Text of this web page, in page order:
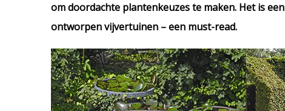
om doordachte plantenkeuzes te maken. Het is
ontworpen vijvertuinen – een must-read.